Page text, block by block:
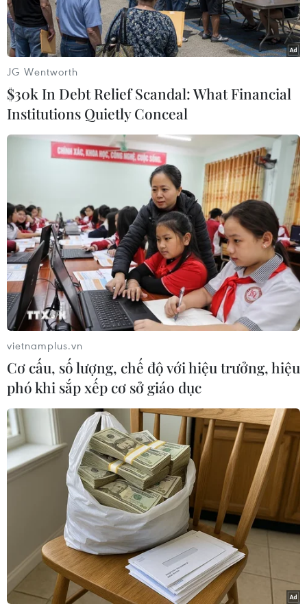
Thu cân đối từ hoạt động xuất nhập khẩu của hai tháng ước
đạt 33.800 tỷ đồng và bằng 16,6% dự toán. (Ảnh: Vietnam+)
Ngày 7/3, Bộ Tài chính thông tin thực hiện thu
ngân sách Nhà nước trong tháng 2 ước đạt
132.700 tỷ đồng, lũy kế thu hai tháng đầu năm
ước đạt 399.400 tỷ đồng, bằng 23,5% dự toán và
tăng 10,4% so cùng kỳ năm 2023. Trong số đó,
ngân sách Trung ương ước đạt 25,2% dự toán và
ngân sách địa phương ước đạt 21,7% dự toán,
Về cơ cấu, thu nội địa trong tháng đạt 113.500 tỷ
đồng và hai tháng ước tính 355.800 tỷ đồng,
bằng 24,6% dự toán, tăng 14,6% so cùng kỳ. Bên
cạnh đó, thu từ dầu thô ước đạt 4.800 tỷ đồng,
luỹ kế hai tháng là 9.700 tỷ đồng, bằng 21,2% dự
toán, giảm 2,6% so cùng kỳ.
Mặt khác, thu cân đối từ hoạt động xuất nhập
khẩu của tháng ước đạt 14.300 tỷ đồng và lũy kế
thu hai tháng đạt 33.800 tỷ đồng (trong đó thu
thuế là 56.600 nghìn tỷ đồng và hoàn thuế giá trị
JG Wentworth
$30k In Debt Relief Scandal: What Financial
Institutions Quietly Conceal
vietnamplus.vn
Cơ cấu, số lượng, chế độ với hiệu trưởng, hiệu
phó khi sắp xếp cơ sở giáo dục